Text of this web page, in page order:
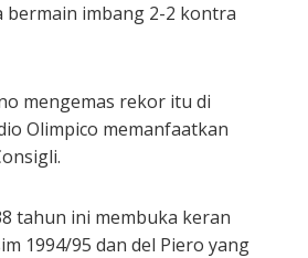
bermain imbang 2-2 kontra
mengemas rekor itu di
Olimpico memanfaatkan
tahun ini membuka keran
1994/95 dan del Piero yang